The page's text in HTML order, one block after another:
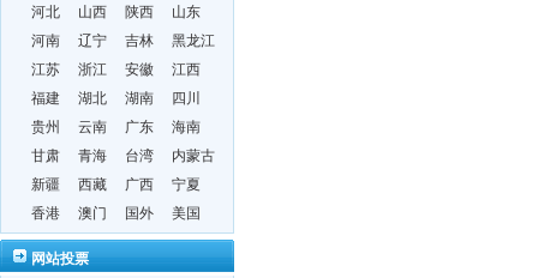
河北
山西 陕西
山东
河南
辽宁 吉林
黑龙江
江苏
浙江 安徽
江西
福建
湖北 湖南
四川
贵州
云南 广东
海南
甘肃
青海 台湾
内蒙古
新疆
西藏 广西
宁夏
香港
澳门 国外 美国
网站投票